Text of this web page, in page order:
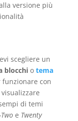
versione più
scegliere un
blocchio tema
con
di temi
e Twenty